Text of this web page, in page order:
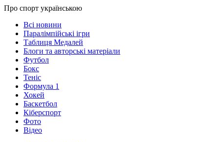
Про спорт українською
Всі новини
Паралімпійські ігри
Таблиця Медалей
Блоги та авторські матеріали
Футбол
Бокс
Теніс
Формула 1
Хокей
Баскетбол
Кіберспорт
Фото
Відео